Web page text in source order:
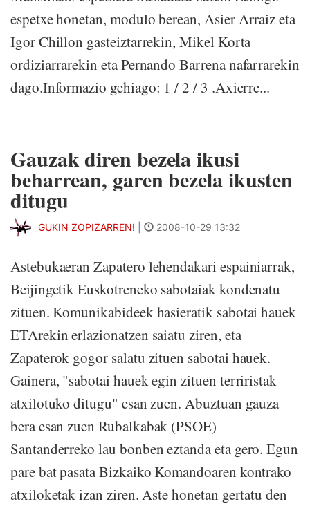
espetxe honetan, modulo berean, Asier Arraiz eta
Igor Chillon gasteiztarrekin, Mikel Korta
ordiziarrarekin eta Pernando Barrena nafarrarekin
dago.Informazio gehiago: 1 / 2 / 3 .Axierre...
Gauzak diren bezela ikusi
beharrean, garen bezela ikusten
ditugu
GUKIN ZOPIZARREN! 2008-10-29 13:32
Astebukaeran Zapatero lehendakari espainiarrak,
Beijingetik Euskotreneko sabotaiak kondenatu
zituen. Komunikabideek hasieratik sabotai hauek
ETArekin erlazionatzen saiatu ziren, eta
Zapaterok gogor salatu zituen sabotai hauek.
Gainera, "sabotai hauek egin zituen terriristak
atxilotuko ditugu" esan zuen. Abuztuan gauza
bera esan zuen Rubalkabak (PSOE)
Santanderreko lau bonben eztanda eta gero. Egun
pare bat pasata Bizkaiko Komandoaren kontrako
atxiloketak izan ziren. Aste honetan gertatu den